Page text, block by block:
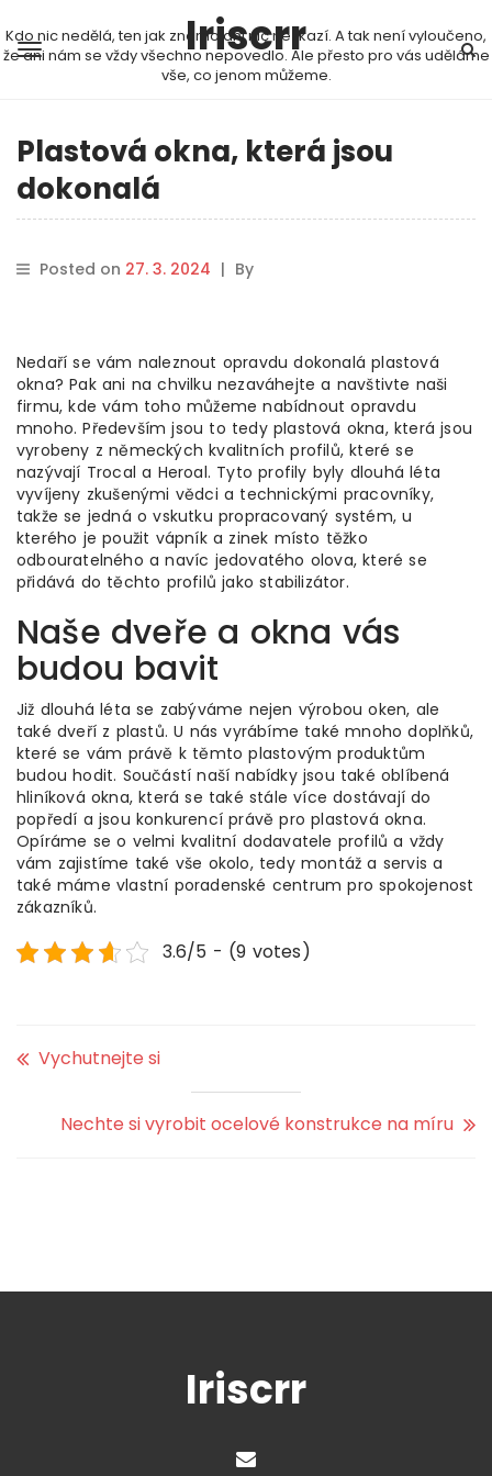
Iriscrr
Kdo nic nedělá, ten jak známo ani nic nezkazí. A tak není vyloučeno,
že ani nám se vždy všechno nepovedlo. Ale přesto pro vás uděláme
vše, co jenom můžeme.
Plastová okna, která jsou
dokonalá
Posted on 27. 3. 2024 | By
Nedaří se vám naleznout opravdu dokonalá plastová
okna? Pak ani na chvilku nezaváhejte a navštivte naši
firmu, kde vám toho můžeme nabídnout opravdu
mnoho. Především jsou to tedy plastová okna, která jsou
vyrobeny z německých kvalitních profilů, které se
nazývají Trocal a Heroal. Tyto profily byly dlouhá léta
vyvíjeny zkušenými vědci a technickými pracovníky,
takže se jedná o vskutku propracovaný systém, u
kterého je použit vápník a zinek místo těžko
odbouratelného a navíc jedovatého olova, které se
přidává do těchto profilů jako stabilizátor.
Naše dveře a okna vás
budou bavit
Již dlouhá léta se zabýváme nejen výrobou oken, ale
také dveří z plastů. U nás vyrábíme také mnoho doplňků,
které se vám právě k těmto plastovým produktům
budou hodit. Součástí naší nabídky jsou také oblíbená
hliníková okna, která se také stále více dostávají do
popředí a jsou konkurencí právě proplastová okna.
Opíráme se o velmi kvalitní dodavatele profilů a vždy
vám zajistíme také vše okolo, tedy montáž a servis a
také máme vlastní poradenské centrum pro spokojenost
zákazníků.
3.6/5 - (9 votes)
Vychutnejte si
Nechte si vyrobit ocelové konstrukce na míru
Iriscrr